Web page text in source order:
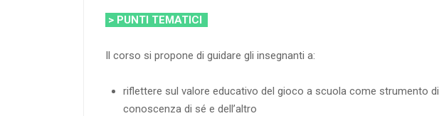
> PUNTI TEMATICI
Il corso si propone di guidare gli insegnanti a:
riflettere sul valore educativo del gioco a scuola come strumento di
conoscenza di sé e dell’altro